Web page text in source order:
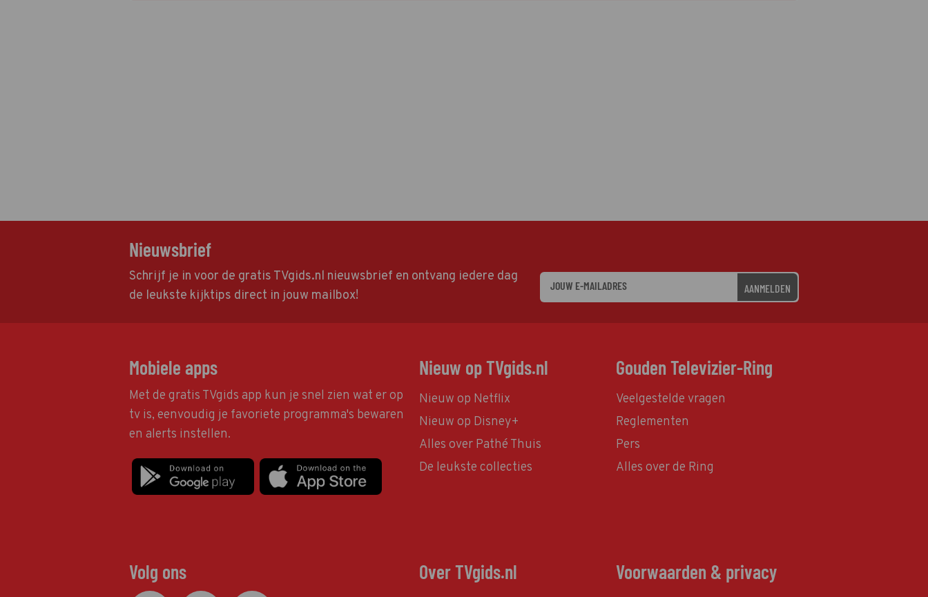
Nieuwsbrief
Schrijf je in voor de gratis TVgids.nl nieuwsbrief en ontvang iedere dag
de leukste kijktips direct in jouw mailbox!
AANMELDEN
Mobiele apps
Met de gratis TVgids app kun je snel zien wat er op
tv is, eenvoudig je favoriete programma's bewaren
en alerts instellen.
Nieuw op TVgids.nl
Nieuw op Netflix
Nieuw op Disney+
Alles over Pathé Thuis
De leukste collecties
Gouden Televizier-Ring
Veelgestelde vragen
Reglementen
Pers
Alles over de Ring
Volg ons Over TVgids.nl Voorwaarden & privacy